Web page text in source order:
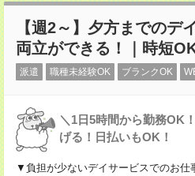
【週2～】夕方までのデ
両立ができる！｜時短
派遣 職種未経験OK ブランクOK
＼1日5時間から勤務OK
げる！日払いもOK！
▼負担が少ないデイサービスでのお